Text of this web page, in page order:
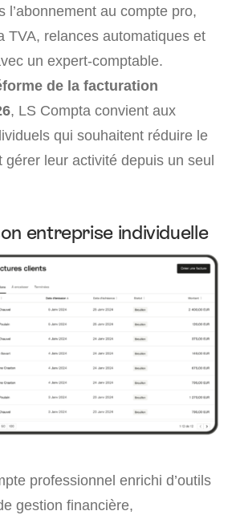
l’abonnement au compte pro,
TVA, relances automatiques et
un expert-comptable.
de la facturation
, LS Compta convient aux
qui souhaitent réduire le
gérer leur activité depuis un seul
entreprise individuelle
professionnel enrichi d’outils
gestion financière,